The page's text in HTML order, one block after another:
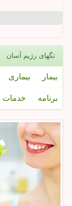
تگهای رژیم آسان
بیمار بیماری
برنامه خدمات